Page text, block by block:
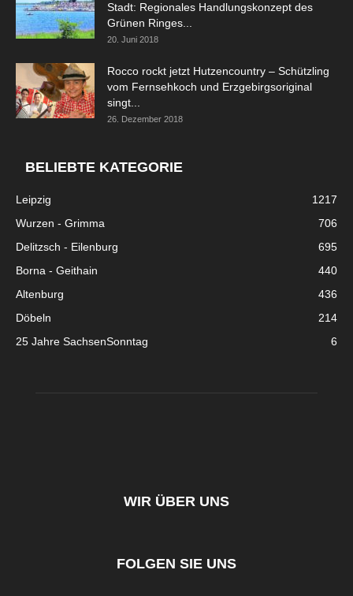
Stadt: Regionales Handlungskonzept des
Grünen Ringes...
20. Juni 2018
Rocco rockt jetzt Hutzencountry – Schützling
vom Fernsehkoch und Erzgebirgsoriginal
singt...
26. Dezember 2018
BELIEBTE KATEGORIE
Leipzig
1217
Wurzen - Grimma
706
Delitzsch - Eilenburg
695
Borna - Geithain
440
Altenburg
436
Döbeln
214
25 Jahre SachsenSonntag
6
WIR ÜBER UNS
FOLGEN SIE UNS